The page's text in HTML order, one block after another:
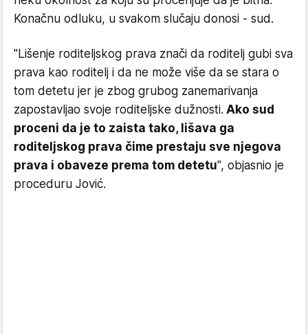
Konačnu odluku, u svakom slučaju donosi - sud.
"Lišenje roditeljskog prava znači da roditelj gubi sva
prava kao roditelj i da ne može više da se stara o
tom detetu jer je zbog grubog zanemarivanja
zapostavljao svoje roditeljske dužnosti. Ako sud
proceni da je to zaista tako, lišava ga
roditeljskog prava čime prestaju sve njegova
prava i obaveze prema tom detetu", objasnio je
proceduru Jović.